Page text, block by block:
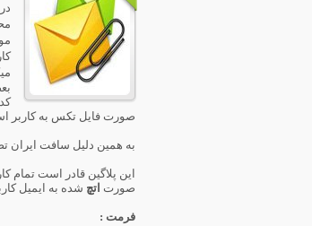
صورت فایل تکس به کاربر
به همین دلیل سافت ایران
این پلاگین قادر است
صورت اتچ شده به ایمیل
فرمت :